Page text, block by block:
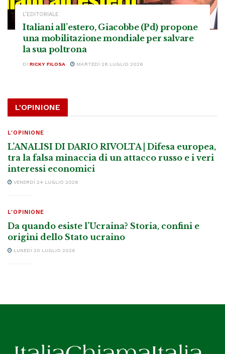
L’EDITORIALE
Italiani all’estero, Giacobbe (Pd) propone
una mobilitazione mondiale per salvare
la sua poltrona
DI RICKY FILOSA MARTEDÌ 28 LUGLIO 2026
L'OPINIONE
L'OPINIONE
L’ANALISI DI DARIO RIVOLTA | Difesa europea,
tra la falsa minaccia di un attacco russo e i veri
interessi economici
VENERDÌ 24 LUGLIO 2026
L'OPINIONE
Da quando esiste l’Ucraina? Storia, confini e
origini dello Stato ucraino
LUNEDÌ 20 LUGLIO 2026